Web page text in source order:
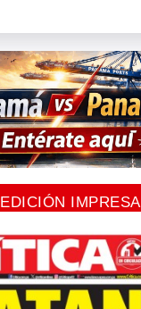
EDICIÓN IMPRESA